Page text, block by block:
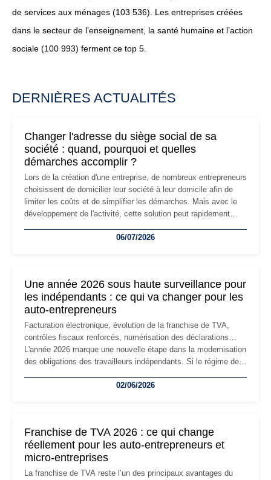
de services aux ménages (103 536). Les entreprises créées
dans le secteur de l’enseignement, la santé humaine et l’action
sociale (100 993) ferment ce top 5.
DERNIÈRES ACTUALITÉS
Changer l'adresse du siège social de sa
société : quand, pourquoi et quelles
démarches accomplir ?
Lors de la création d'une entreprise, de nombreux entrepreneurs
choisissent de domicilier leur société à leur domicile afin de
limiter les coûts et de simplifier les démarches. Mais avec le
développement de l'activité, cette solution peut rapidement
professionnels, recrutement, image de marque… Le
06/07/2026
Une année 2026 sous haute surveillance pour
les indépendants : ce qui va changer pour les
auto-entrepreneurs
Facturation électronique, évolution de la franchise de TVA,
contrôles fiscaux renforcés, numérisation des déclarations…
L'année 2026 marque une nouvelle étape dans la modernisation
des obligations des travailleurs indépendants. Si le régime de
les auto-entrepreneurs devront s'adapter à un environnement
02/06/2026
Franchise de TVA 2026 : ce qui change
réellement pour les auto-entrepreneurs et
micro-entreprises
La franchise de TVA reste l’un des principaux avantages du